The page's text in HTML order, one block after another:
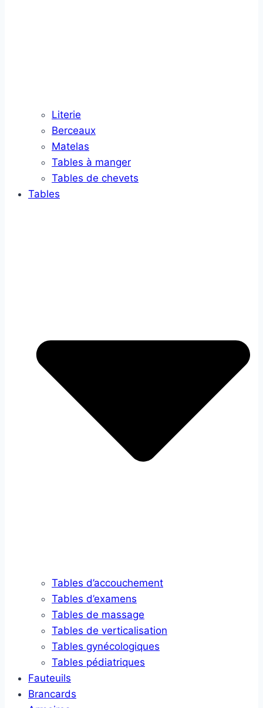
Literie
Berceaux
Matelas
Tables à manger
Tables de chevets
Tables
Tables d’accouchement
Tables d’examens
Tables de massage
Tables de verticalisation
Tables gynécologiques
Tables pédiatriques
Fauteuils
Brancards